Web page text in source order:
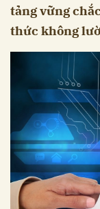
tảng vững
thức không